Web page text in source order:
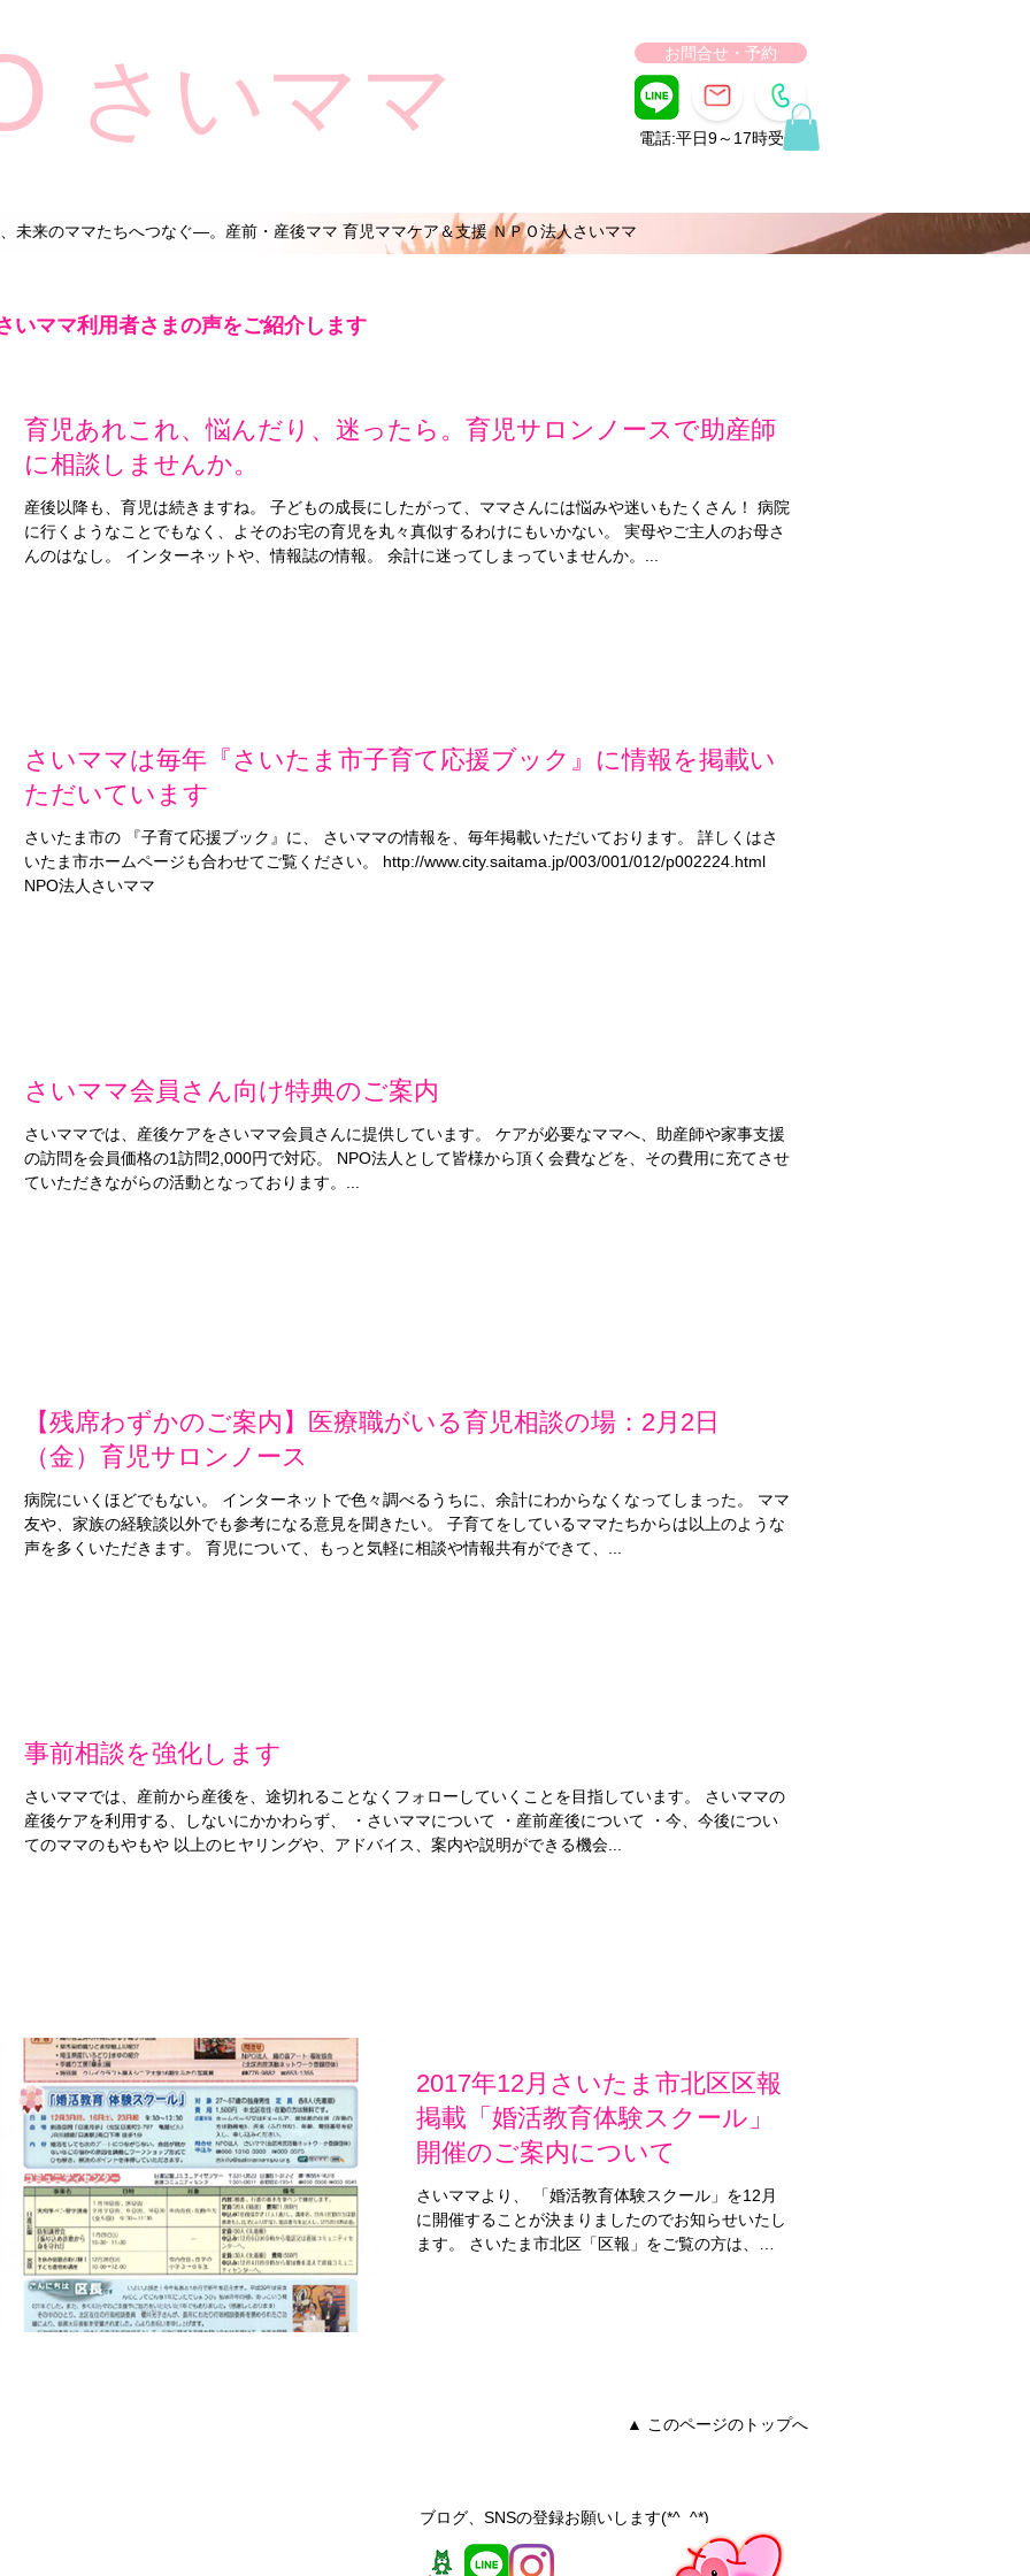
さいママ 電話:平日9～17時受付
お問合せ・予約
未来のママたちへつなぐ―。産前・産後ママ 育児ママケア＆支援 ＮＰＯ法人さいママ
いママ利用者さまの声をご紹介します
育児あれこれ、悩んだり、迷ったら。育児サロンノースで助産師
に相談しませんか。
産後以降も、育児は続きますね。 子どもの成長にしたがって、ママさんには悩みや迷いもたくさん！ 病院
に行くようなことでもなく、よそのお宅の育児を丸々真似するわけにもいかない。 実母やご主人のお母さ
んのはなし。 インターネットや、情報誌の情報。 余計に迷ってしまっていませんか。...
さいママは毎年『さいたま市子育て応援ブック』に情報を掲載い
ただいています
さいたま市の 『子育て応援ブック』に、 さいママの情報を、毎年掲載いただいております。 詳しくはさ
いたま市ホームページも合わせてご覧ください。 http://www.city.saitama.jp/003/001/012/p002224.html
NPO法人さいママ
さいママ会員さん向け特典のご案内
さいママでは、産後ケアをさいママ会員さんに提供しています。 ケアが必要なママへ、助産師や家事支援
の訪問を会員価格の1訪問2,000円で対応。 NPO法人として皆様から頂く会費などを、その費用に充てさせ
ていただきながらの活動となっております。...
【残席わずかのご案内】医療職がいる育児相談の場：2月2日
（金）育児サロンノース
病院にいくほどでもない。 インターネットで色々調べるうちに、余計にわからなくなってしまった。 ママ
友や、家族の経験談以外でも参考になる意見を聞きたい。 子育てをしているママたちからは以上のような
声を多くいただきます。 育児について、もっと気軽に相談や情報共有ができて、...
事前相談を強化します
さいママでは、産前から産後を、途切れることなくフォローしていくことを目指しています。 さいママの
産後ケアを利用する、しないにかかわらず、 ・さいママについて ・産前産後について ・今、今後につい
てのママのもやもや 以上のヒヤリングや、アドバイス、案内や説明ができる機会...
2017年12月さいたま市北区区報
掲載「婚活教育体験スクール」
開催のご案内について
さいママより、 「婚活教育体験スクール」を12月
に開催することが決まりましたのでお知らせいたし
ます。 さいたま市北区「区報」をご覧の方は、こ
▲ このページのトップへ
ブログ、SNSの登録お願いします(*^_^*)